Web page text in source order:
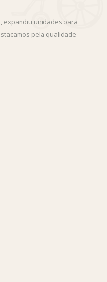
expandiu unidades para
pela qualidade